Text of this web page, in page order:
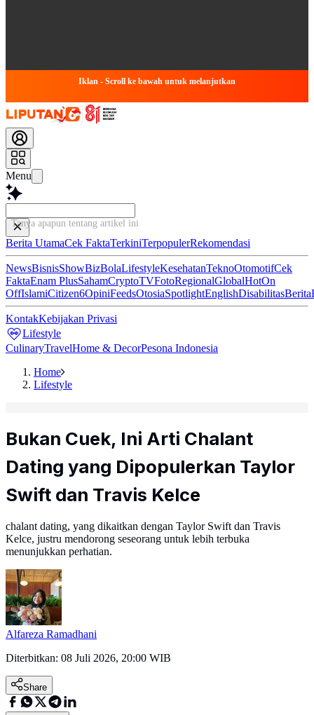
Iklan - Scroll ke bawah untuk melanjutkan
Menu
Tanya apapun tentang artike
Berita UtamaCek FaktaTerkiniTerpopulerRekomendasi
NewsBisnisShowBizBolaLifestyleKesehatanTeknoOtomotifCek
FaktaEnam PlusSahamCryptoTVFotoRegionalGlobalHotOn
OffIslamiCitizen6OpiniFeedsOtosiaSpotlightEnglishDisabilitasBerita
KontakKebijakan Privasi
Lifestyle
CulinaryTravelHome & DecorPesona Indonesia
Home
Lifestyle
Bukan Cuek, Ini Arti Chalant
Dating yang Dipopulerkan Taylor
Swift dan Travis Kelce
chalant dating, yang dikaitkan dengan Taylor Swift dan Travis
Kelce, justru mendorong seseorang untuk lebih terbuka
menunjukkan perhatian.
Alfareza Ramadhani
Diterbitkan: 08 Juli 2026, 20:00 WIB
Share